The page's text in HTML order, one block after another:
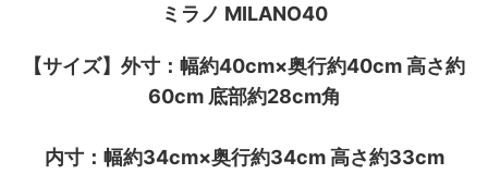
ミラノ MILANO40
【サイズ】外寸：幅約40cm×奥行約40cm 高さ約
60cm 底部約28cm角
内寸：幅約34cm×奥行約34cm 高さ約33cm